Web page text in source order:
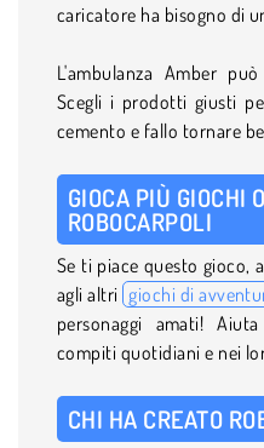
caricatore ha bisogno di
L'ambulanza Amber
Scegli i prodotti giusti
cemento e fallo tornare
GIOCA PIÙ GIOCHI
ROBOCARPOLI
Se ti piace questo gioco,
agli altri giochi di
personaggi amati!
compiti quotidiani e nei
CHI HA CREATO